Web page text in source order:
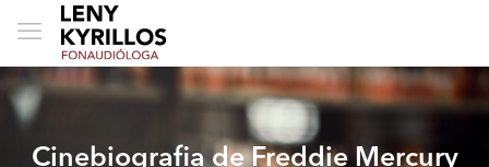
Cinebiografia de Freddie Mercury